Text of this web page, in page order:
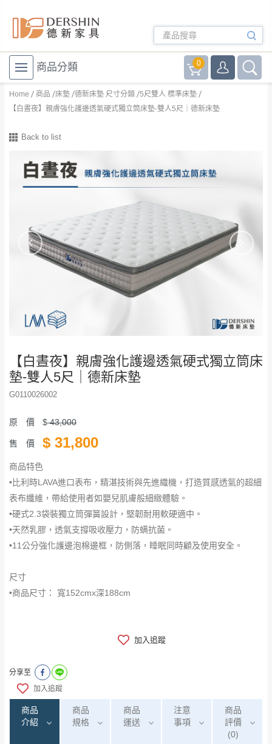
商品分類 0
Home 商品 床墊 德新床墊 尺寸分類
5尺雙人 標準床墊
【白晝夜】親膚強化護邊透氣硬式獨立筒床墊-雙人5尺｜德新床墊
Back to list
【白晝夜】親膚強化護邊透氣硬式獨立筒床
墊-雙人5尺｜德新床墊
G0110026002
原 價 $43,000
售 價 $ 31,800
商品特色
•比利時LAVA進口表布，精湛技術與先進織機，打造質感透氣的超細
表布纖維，帶給使用者如嬰兒肌膚般細緻體驗。
•硬式2.3袋裝獨立筒彈簧設計，堅韌耐用軟硬適中。
•天然乳膠，透氣支撐吸收壓力，防螨抗菌。
•11公分強化護邊泡棉邊框，防側落，睡眠同時顧及使用安全。
尺寸
•商品尺寸： 寬152cmx深188cm
加入追蹤
分享至
加入追蹤
商品
介紹
商品
規格
商品
運送
注意
事項
商品
評價
(0)